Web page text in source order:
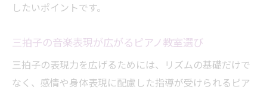
したいポイントです。
三拍子の音楽表現が広がるピアノ教室選び
三拍子の表現力を広げるためには、リズムの基礎だけで
なく、感情や身体表現に配慮した指導が受けられるピア